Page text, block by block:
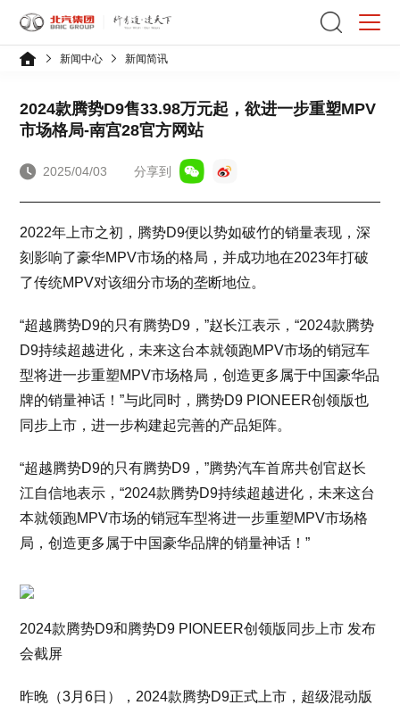
新闻中心 新闻简讯
2024款腾势D9售33.98万元起，欲进一步重塑MPV
市场格局-南宫28官方网站
2025/04/03 分享到
2022年上市之初，腾势D9便以势如破竹的销量表现，深
刻影响了豪华MPV市场的格局，并成功地在2023年打破
了传统MPV对该细分市场的垄断地位。
“超越腾势D9的只有腾势D9，”赵长江表示，“2024款腾势
D9持续超越进化，未来这台本就领跑MPV市场的销冠车
型将进一步重塑MPV市场格局，创造更多属于中国豪华品
牌的销量神话！”与此同时，腾势D9 PIONEER创领版也
同步上市，进一步构建起完善的产品矩阵。
“超越腾势D9的只有腾势D9，”腾势汽车首席共创官赵长
江自信地表示，“2024款腾势D9持续超越进化，未来这台
本就领跑MPV市场的销冠车型将进一步重塑MPV市场格
局，创造更多属于中国豪华品牌的销量神话！”
2024款腾势D9和腾势D9 PIONEER创领版同步上市 发布
会截屏
昨晚（3月6日），2024款腾势D9正式上市，超级混动版